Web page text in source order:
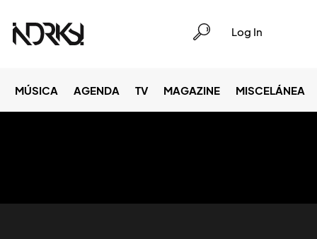
Log In
MÚSICA AGENDA TV MAGAZINE MISCELÁNEA